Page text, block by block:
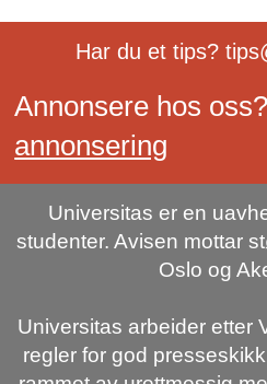
Har du et tips?
Annonsere hos
annonsering
Universitas er en
studenter. Avisen mottar
Oslo og
Universitas arbeider etter
regler for god